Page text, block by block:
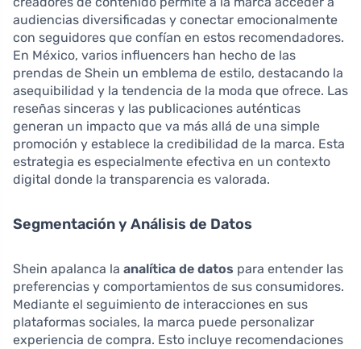
audiencias diversificadas y conectar emocionalmente
con seguidores que confían en estos recomendadores.
En México, varios influencers han hecho de las
prendas de Shein un emblema de estilo, destacando la
asequibilidad y la tendencia de la moda que ofrece. Las
reseñas sinceras y las publicaciones auténticas
generan un impacto que va más allá de una simple
promoción y establece la credibilidad de la marca. Esta
estrategia es especialmente efectiva en un contexto
digital donde la transparencia es valorada.
Segmentación y Análisis de Datos
Shein apalanca la analítica de datos para entender las
preferencias y comportamientos de sus consumidores.
Mediante el seguimiento de interacciones en sus
plataformas sociales, la marca puede personalizar
experiencia de compra. Esto incluye recomendaciones